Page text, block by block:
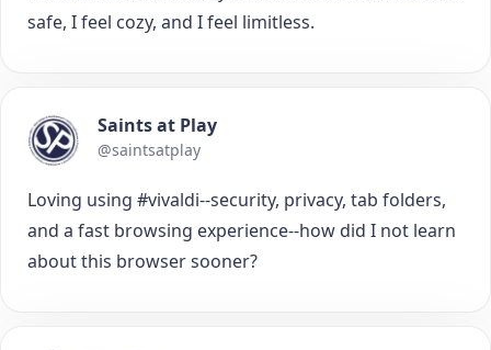
safe, I feel cozy, and I feel limitless.
Saints at Play
@saintsatplay
Loving using #vivaldi--security, privacy, tab folders,
and a fast browsing experience--how did I not learn
about this browser sooner?